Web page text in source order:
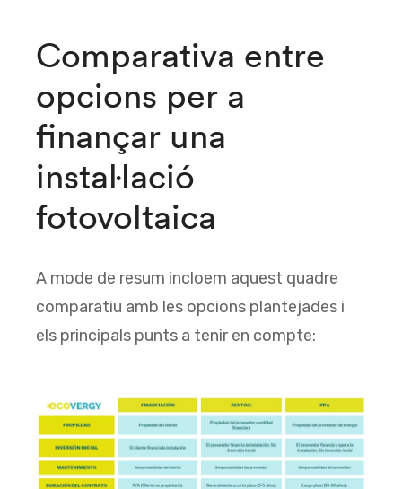
Comparativa entre
opcions per a
finançar una
instal·lació
fotovoltaica
A mode de resum incloem aquest quadre
comparatiu amb les opcions plantejades i
els principals punts a tenir en compte: